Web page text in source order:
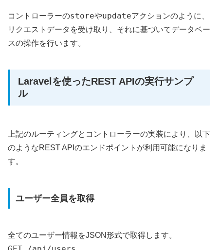
コントローラーのstoreやupdateアクションのように、
リクエストデータを受け取り、それに基づいてデータベー
スの操作を行います。
Laravelを使ったREST APIの実行サンプ
ル
上記のルーティングとコントローラーの実装により、以下
のようなREST APIのエンドポイントが利用可能になりま
す。
ユーザー全員を取得
全てのユーザー情報をJSON形式で取得します。